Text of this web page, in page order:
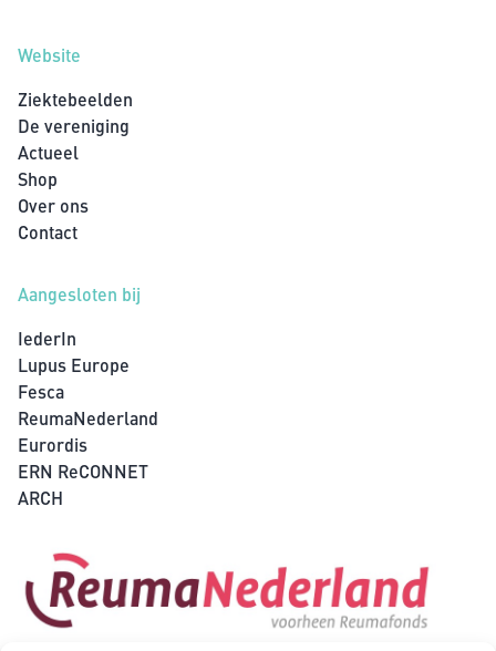
Website
Ziektebeelden
De vereniging
Actueel
Shop
Over ons
Contact
Aangesloten bij
IederIn
Lupus Europe
Fesca
ReumaNederland
Eurordis
ERN ReCONNET
ARCH